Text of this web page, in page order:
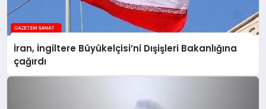
İran, İngiltere Büyükelçisi’ni Dışişleri Bakanlığına
çağırdı